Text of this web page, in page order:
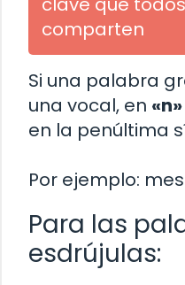
comparten
Si una palabra
una vocal, en «n»
en la penúltima
Por ejemplo:
Para las
esdrújulas: